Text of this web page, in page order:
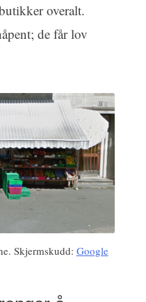
overalt.
de får lov
Skjermskudd: Google